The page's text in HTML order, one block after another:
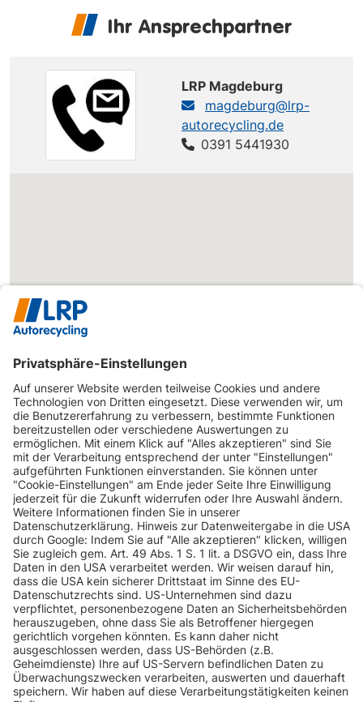
Ihr Ansprechpartner
LRP Magdeburg
magdeburg@lrp-
autorecycling.de
0391 5441930
INFORMATIONEN
KUNDENSERVICE
INFORMATIONEN
ZAHLUNGSARTEN